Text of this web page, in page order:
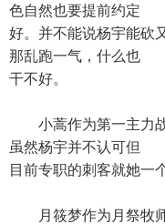
色自然也要提前约定
好。并不能说杨宇能砍
那乱跑一气，什么也
干不好。
小蒿作为第一主力战
虽然杨宇并不认可但
目前专职的刺客就她一
月筱梦作为月祭牧师